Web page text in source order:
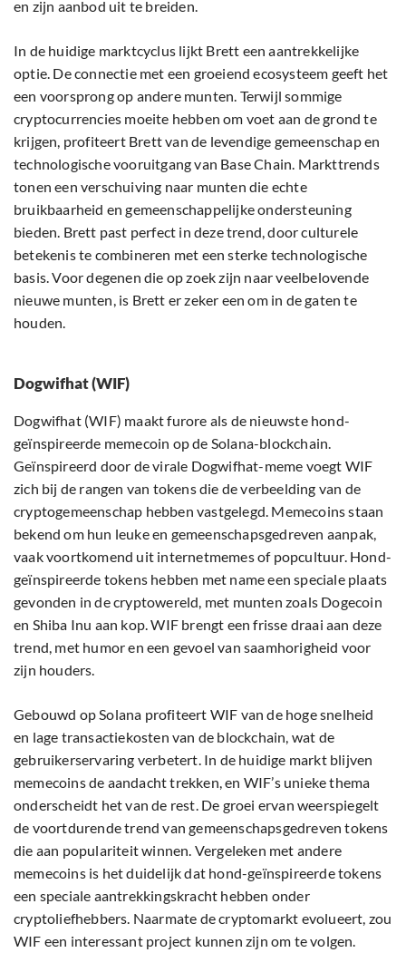
en zijn aanbod uit te breiden.
In de huidige marktcyclus lijkt Brett een aantrekkelijke
optie. De connectie met een groeiend ecosysteem geeft het
een voorsprong op andere munten. Terwijl sommige
cryptocurrencies moeite hebben om voet aan de grond te
krijgen, profiteert Brett van de levendige gemeenschap en
technologische vooruitgang van Base Chain. Markttrends
tonen een verschuiving naar munten die echte
bruikbaarheid en gemeenschappelijke ondersteuning
bieden. Brett past perfect in deze trend, door culturele
betekenis te combineren met een sterke technologische
basis. Voor degenen die op zoek zijn naar veelbelovende
nieuwe munten, is Brett er zeker een om in de gaten te
houden.
Dogwifhat (WIF)
Dogwifhat (WIF) maakt furore als de nieuwste hond-
geïnspireerde memecoin op de Solana-blockchain.
Geïnspireerd door de virale Dogwifhat-meme voegt WIF
zich bij de rangen van tokens die de verbeelding van de
cryptogemeenschap hebben vastgelegd. Memecoins staan
bekend om hun leuke en gemeenschapsgedreven aanpak,
vaak voortkomend uit internetmemes of popcultuur. Hond-
geïnspireerde tokens hebben met name een speciale plaats
gevonden in de cryptowereld, met munten zoals Dogecoin
en Shiba Inu aan kop. WIF brengt een frisse draai aan deze
trend, met humor en een gevoel van saamhorigheid voor
zijn houders.
Gebouwd op Solana profiteert WIF van de hoge snelheid
en lage transactiekosten van de blockchain, wat de
gebruikerservaring verbetert. In de huidige markt blijven
memecoins de aandacht trekken, en WIF’s unieke thema
onderscheidt het van de rest. De groei ervan weerspiegelt
de voortdurende trend van gemeenschapsgedreven tokens
die aan populariteit winnen. Vergeleken met andere
memecoins is het duidelijk dat hond-geïnspireerde tokens
een speciale aantrekkingskracht hebben onder
cryptoliefhebbers. Naarmate de cryptomarkt evolueert, zou
WIF een interessant project kunnen zijn om te volgen.